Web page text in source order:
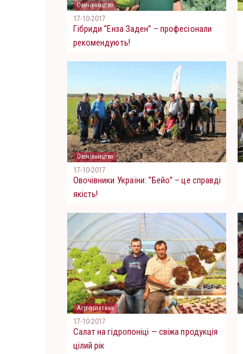
Овочівництво
17-10-2017
Гібриди “Енза Заден” – професіонали
рекомендують!
Овочівництво
17-10-2017
Овочівники України: “Бейо” – це справді
якість!
Агропрактика
17-10-2017
Салат на гідропонiці — свіжа продукція
цілий рік